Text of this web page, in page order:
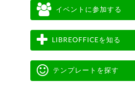
イベントに参加する
LIBREOFFICEを知る
テンプレートを探す